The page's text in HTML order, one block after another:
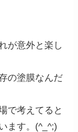
が意外と楽し
の塗膜なんだ
で考えてると
ます。(^_^;)